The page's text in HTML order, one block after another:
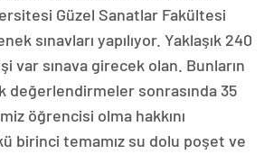
Güzel Sanatlar Fakültesi
sınavları yapılıyor. Yaklaşık 240
var sınava girecek olan. Bunların
değerlendirmeler sonrasında 35
öğrencisi olma hakkını
birinci temamız su dolu poşet ve